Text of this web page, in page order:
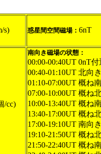
s) 惑星間空間磁場： 6nT
/cc)
南向き磁場の状態：
00:00-00:40UT 0nT
00:40-01:10UT 北向
01:10-07:00UT 概ね
07:00-10:00UT 概ね
10:00-13:40UT 概ね
13:40-17:00UT 概ね
17:00-19:10UT 南向
19:10-21:50UT 概ね
21:50-22:40UT 概ね